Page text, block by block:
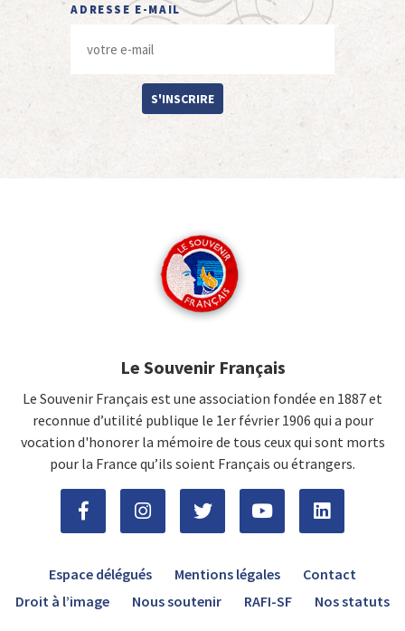
ADRESSE E-MAIL
S'INSCRIRE
Le Souvenir Français
Le Souvenir Français est une association fondée en 1887 et
reconnue d’utilité publique le 1er février 1906 qui a pour
vocation d'honorer la mémoire de tous ceux qui sont morts
pour la France qu’ils soient Français ou étrangers.
Espace délégués Mentions légales
Contact
Droit à l’image
Nous soutenir RAFI-SF Nos statuts